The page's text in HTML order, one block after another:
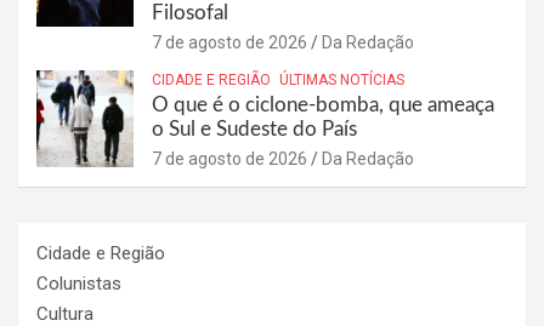
Filosofal
7 de agosto de 2026 Da Redação
CIDADE E REGIÃO ÚLTIMAS NOTÍCIAS
O que é o ciclone-bomba, que ameaça
o Sul e Sudeste do País
7 de agosto de 2026 Da Redação
Cidade e Região
Colunistas
Cultura